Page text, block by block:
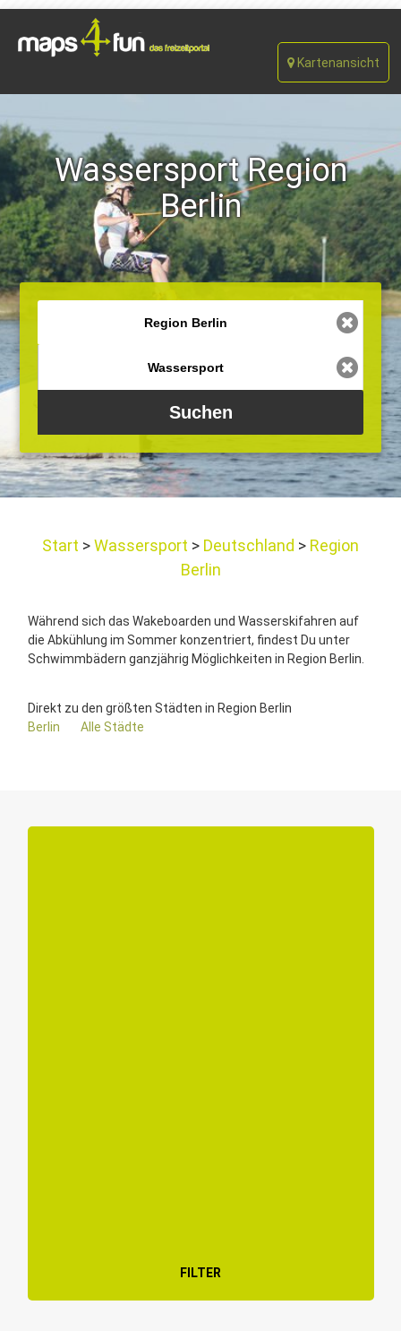
Kartenansicht
Wassersport Region
Berlin
Start Wassersport Deutschland
Region
Berlin
Während sich das Wakeboarden und Wasserskifahren auf
die Abkühlung im Sommer konzentriert, findest Du unter
Schwimmbädern ganzjährig Möglichkeiten in Region Berlin.
Direkt zu den größten Städten in Region Berlin
Berlin
Alle Städte
FILTER